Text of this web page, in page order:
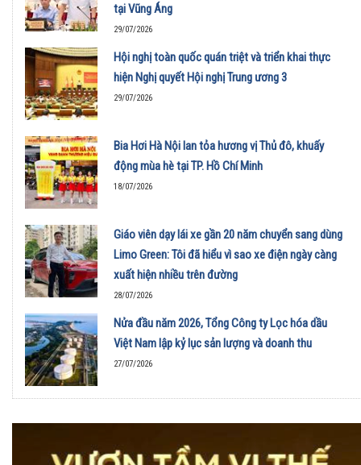
tại Vũng Áng
29/07/2026
Hội nghị toàn quốc quán triệt và triển khai thực
hiện Nghị quyết Hội nghị Trung ương 3
29/07/2026
Bia Hơi Hà Nội lan tỏa hương vị Thủ đô, khuấy
động mùa hè tại TP. Hồ Chí Minh
18/07/2026
Giáo viên dạy lái xe gần 20 năm chuyển sang dùng
Limo Green: Tôi đã hiểu vì sao xe điện ngày càng
xuất hiện nhiều trên đường
28/07/2026
Nửa đầu năm 2026, Tổng Công ty Lọc hóa dầu
Việt Nam lập kỷ lục sản lượng và doanh thu
27/07/2026